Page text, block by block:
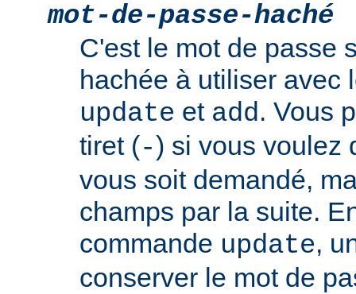
mot-de-passe-haché
C'est le mot de passe
hachée à utiliser avec
update et add. Vous
tiret (-) si vous voulez
vous soit demandé,
champs par la suite.
commande update,
conserver le mot de